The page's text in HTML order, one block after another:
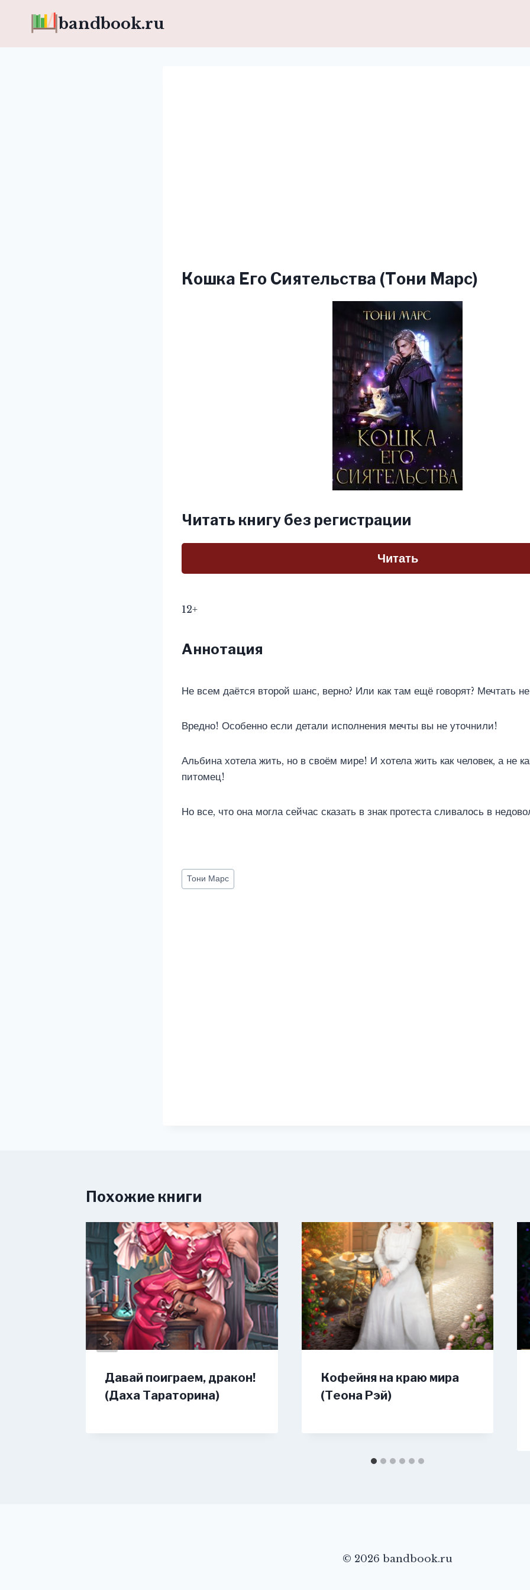
bandbook.ru
Кошка Его Сиятельства (Тони Марс)
Читать книгу без регистрации
Читать
12+
Аннотация
Не всем даётся второй шанс, верно? Или как там ещё говорят? Мечтать
Вредно! Особенно если детали исполнения мечты вы не уточнили!
Альбина хотела жить, но в своём мире! И хотела жить как человек, а не
питомец!
Но все, что она могла сейчас сказать в знак протеста сливалось в
Метки
записи:
Тони Марс
Похожие книги
Давай поиграем, дракон!
(Даха Тараторина)
Кофейня на краю мира
(Теона Рэй)
© 2026 bandbook.ru